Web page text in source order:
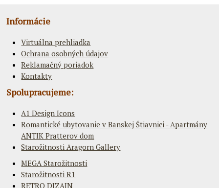
Informácie
Virtuálna prehliadka
Ochrana osobných údajov
Reklamačný poriadok
Kontakty
Spolupracujeme:
A1 Design Icons
Romantické ubytovanie v Banskej Štiavnici - Apartmány
ANTIK Pratterov dom
Starožitnosti Aragorn Gallery
MEGA Starožitnosti
Starožitnosti R1
RETRO DIZAJN